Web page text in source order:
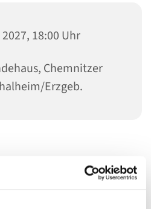
18:00 Uhr
Chemnitzer
Erzgeb.